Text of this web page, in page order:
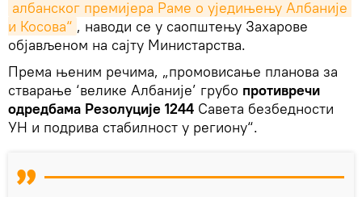
албанског премијера Раме о уједињењу Албаније
и Косова“ , наводи се у саопштењу Захарове
објављеном на сајту Министарства.
Према њеним речима, „промовисање планова за
стварање ‘велике Албаније’ грубо противречи
одредбама Резолуције 1244 Савета безбедности
УН и подрива стабилност у региону“.